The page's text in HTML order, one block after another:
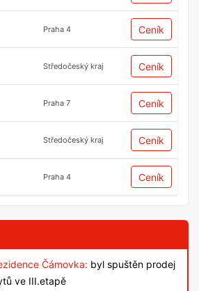
Praha 4 Ceník
Středočeský kraj Ceník
Praha 7 Ceník
Středočeský kraj Ceník
Praha 4 Ceník
Čámovka: byl spuštěn prodej
ve III.etapě